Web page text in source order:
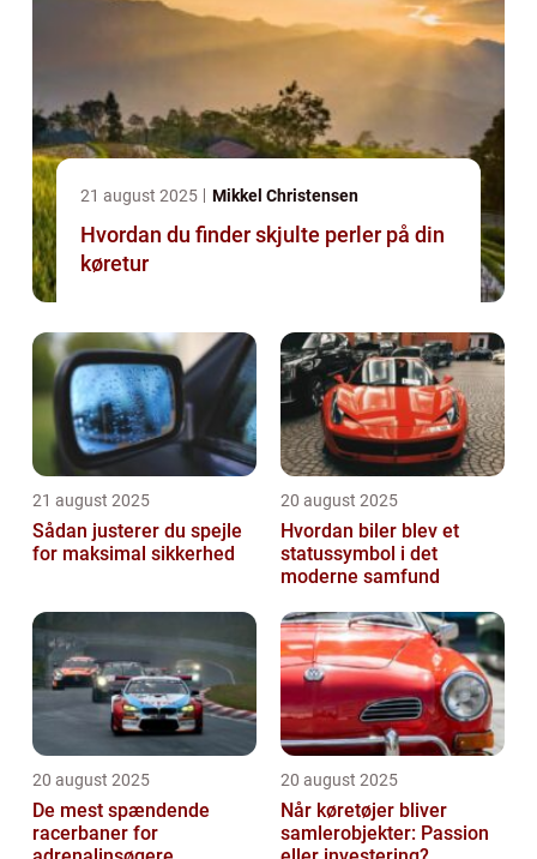
21 august 2025 Mikkel Christensen
Hvordan du finder skjulte perler på din
køretur
21 august 2025
Sådan justerer du spejle
for maksimal sikkerhed
20 august 2025
Hvordan biler blev et
statussymbol i det
moderne samfund
20 august 2025
De mest spændende
racerbaner for
20 august 2025
Når køretøjer bliver
samlerobjekter: Passion